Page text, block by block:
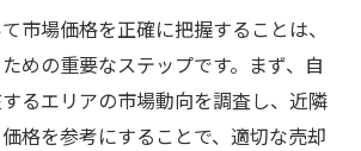
市場価格を正確に把握することは、
めの重要なステップです。まず、自
るエリアの市場動向を調査し、近隣
格を参考にすることで、適切な売却